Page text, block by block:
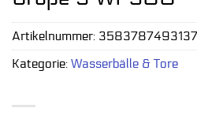
Artikelnummer: 3583787493137
Kategorie: Wasserbälle & Tore